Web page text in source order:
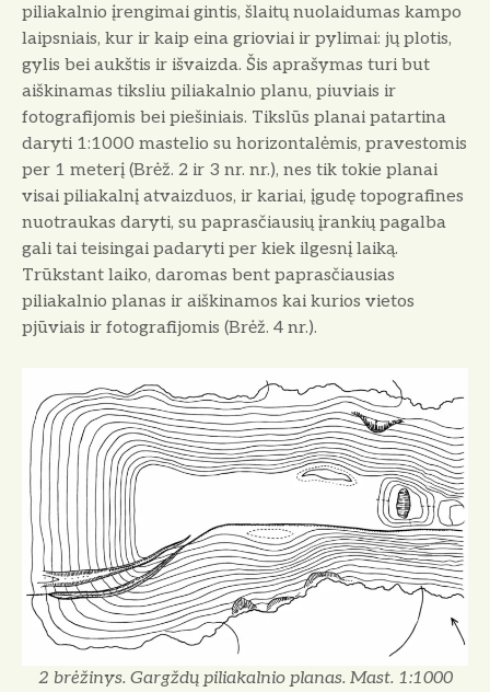
piliakalnio įrengimai gintis, šlaitų nuolaidumas kampo
laipsniais, kur ir kaip eina grioviai ir pylimai: jų plotis,
gylis bei aukštis ir išvaizda. Šis aprašymas turi but
aiškinamas tiksliu piliakalnio planu, piuviais ir
fotografijomis bei piešiniais. Tikslūs planai patartina
daryti 1:1000 mastelio su horizontalėmis, pravestomis
per 1 meterį (Brėž. 2 ir 3 nr. nr.), nes tik tokie planai
visai piliakalnį atvaizduos, ir kariai, įgudę topografines
nuotraukas daryti, su paprasčiausių įrankių pagalba
gali tai teisingai padaryti per kiek ilgesnį laiką.
Trūkstant laiko, daromas bent paprasčiausias
piliakalnio planas ir aiškinamos kai kurios vietos
pjūviais ir fotografijomis (Brėž. 4 nr.).
2 brėžinys. Gargždų piliakalnio planas. Mast. 1:1000